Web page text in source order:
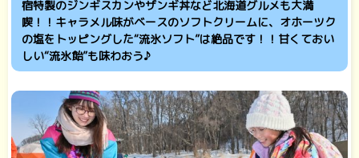
宿特製のジンギスカンやザンギ丼など北海道グルメも大満
喫！！キャラメル味がベースのソフトクリームに、オホーツク
の塩をトッピングした“流氷ソフト”は絶品です！！甘くておい
しい“流氷飴”も味わおう♪